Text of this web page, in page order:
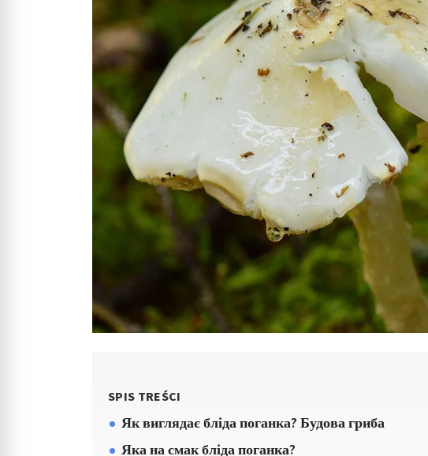
SPIS TREŚCI
Як виглядає бліда поганка? Будова гриба
Яка на смак бліда поганка?